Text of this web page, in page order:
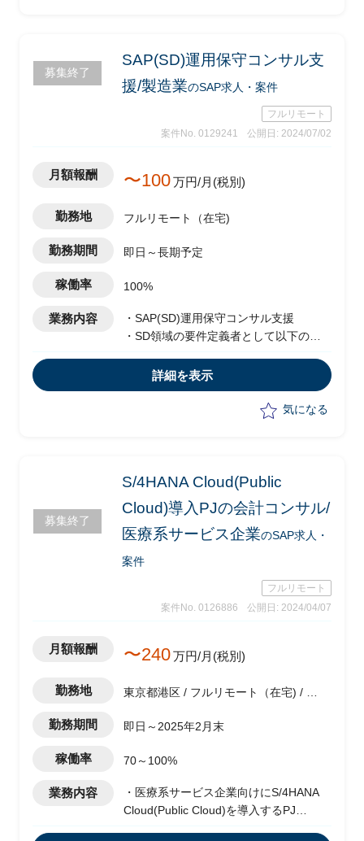
-顧客に向けた報告や説明資料の作成
募集終了
SAP(SD)運用保守コンサル支
援/製造業のSAP求人・案件
フルリモート
案件No. 0129241
公開日: 2024/07/02
月額報酬 〜100万円/月(税別)
勤務地 フルリモート（在宅)
勤務期間 即日～長期予定
稼働率 100%
業務内容
・SAP(SD)運用保守コンサル支援
・SD領域の要件定義者として以下の業
-タスク策定/推進
-ディスカッションペーパー作成
-セッションを自発的に推進
詳細を表示
気になる
募集終了
S/4HANA Cloud(Public
Cloud)導入PJの会計コンサル/
医療系サービス企業のSAP求人・
案件
フルリモート
案件No. 0126886
公開日: 2024/04/07
月額報酬 〜240万円/月(税別)
勤務地
東京都港区 / フルリモート（在宅) / 神
勤務期間 即日～2025年2月末
稼働率 70～100%
業務内容
・医療系サービス企業向けにS/4HANA
Cloud(Public Cloud)を導入するPJ